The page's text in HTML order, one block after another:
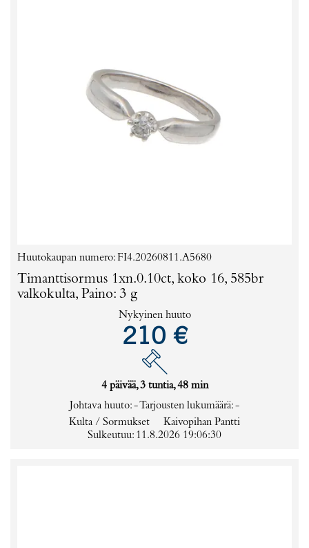
Huutokaupan numero: FI4.20260811.A5680
Timanttisormus 1xn.0.10ct, koko 16, 585br
valkokulta, Paino: 3 g
Nykyinen huuto
210 €
4 päivää, 3 tuntia, 48 min
Johtava huuto:-Tarjousten lukumäärä:-
Kulta / Sormukset
Kaivopihan Pantti
Sulkeutuu: 11.8.2026 19:06:30